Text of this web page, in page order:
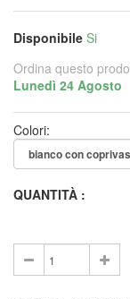
Disponibile Si
Ordina questo
Lunedì 24 Agosto
Colori:
QUANTITÀ :